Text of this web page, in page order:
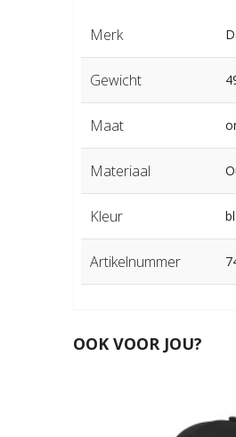
Merk
Gewicht
Maat
Materiaal
Kleur
Artikelnummer
OOK VOOR JOU?